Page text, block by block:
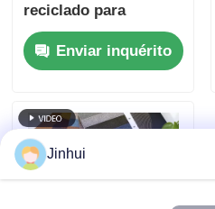
reciclado para
sapatos 140cm
LarguraEnviar inquérito
Jinhui